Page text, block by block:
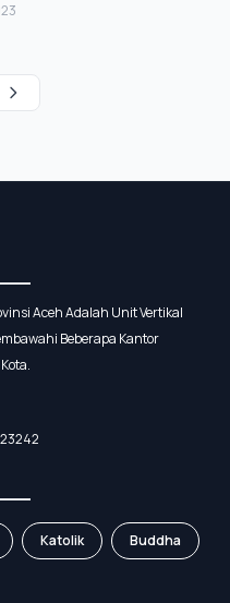
Aceh Adalah Unit Vertikal
Beberapa Kantor
Katolik Buddha